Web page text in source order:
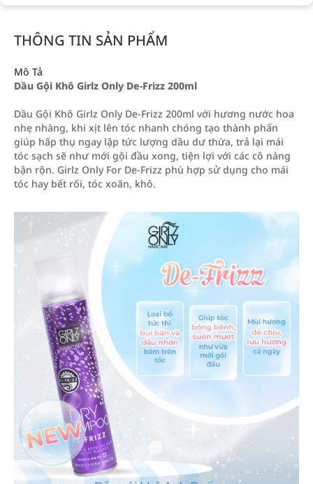
THÔNG TIN SẢN PHẨM
Mô Tả
Dầu Gội Khô Girlz Only De-Frizz 200ml
Dầu Gội Khô Girlz Only De-Frizz 200ml với hương nước hoa
nhẹ nhàng, khi xịt lên tóc nhanh chóng tạo thành phấn
giúp hấp thụ ngay lập tức lượng dầu dư thừa, trả lại mái
tóc sạch sẽ như mới gội đầu xong, tiện lợi với các cô nàng
bận rộn. Girlz Only For De-Frizz phù hợp sử dụng cho mái
tóc hay bết rối, tóc xoăn, khô.